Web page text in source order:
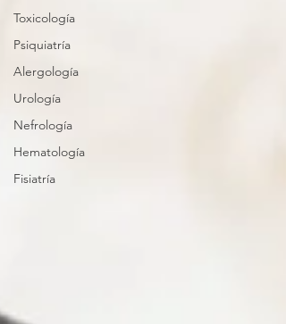
Toxicología
Psiquiatría
Alergología
Urología
Nefrología
Hematología
Fisiatría